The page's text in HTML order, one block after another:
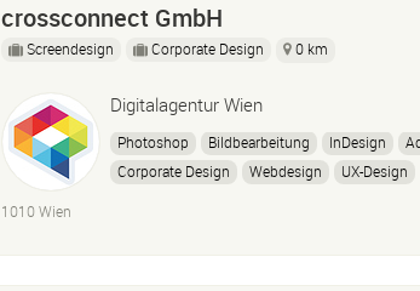
crossconnect GmbH
Screendesign Corporate Design 0 km
Digitalagentur Wien
Photoshop Bildbearbeitung InDesign
Corporate Design
Webdesign UX-Design
1010 Wien